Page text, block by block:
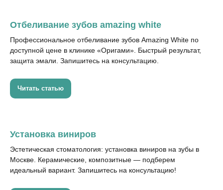
Отбеливание зубов amazing white
Профессиональное отбеливание зубов Amazing White по
доступной цене в клинике «Оригами». Быстрый результат,
защита эмали. Запишитесь на консультацию.
Читать статью
Установка виниров
Эстетическая стоматология: установка виниров на зубы в
Москве. Керамические, композитные — подберем
идеальный вариант. Запишитесь на консультацию!